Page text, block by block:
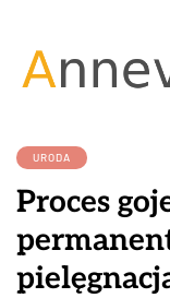
URODA
Proces